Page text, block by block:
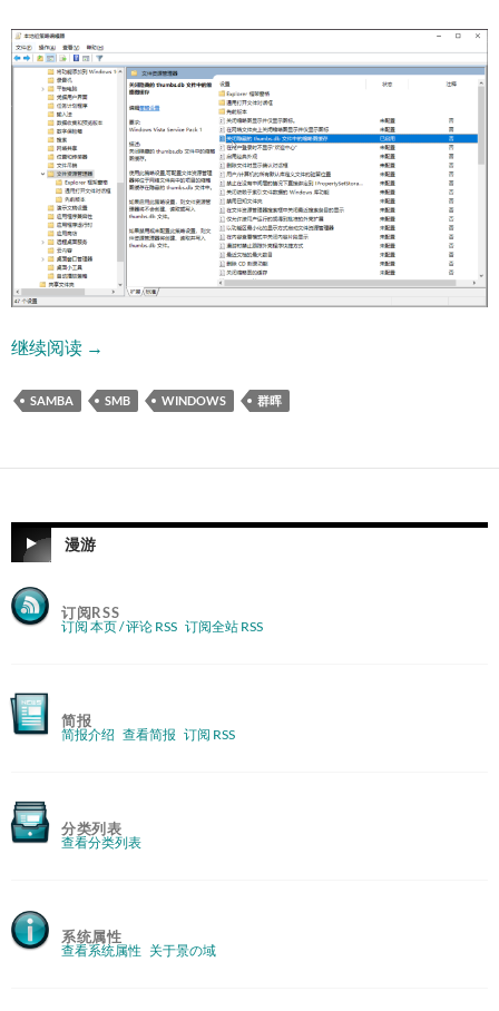
继续阅读解决访问NAS文件生成Thumbs.db导致文件修改日期
→
SAMBA SMB WINDOWS 群晖
漫游
订阅RSS
订阅 本页 / 评论 RSS 订阅全站 RSS
简报
简报介绍 查看简报 订阅 RSS
分类列表
查看分类列表
系统属性
查看系统属性 关于景の域